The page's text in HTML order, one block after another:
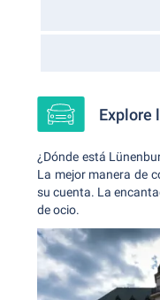
Explore
¿Dónde está
La mejor manera de
su cuenta. La
de ocio.